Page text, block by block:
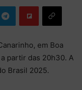
em Boa
partir das 20h30. A
Brasil 2025.